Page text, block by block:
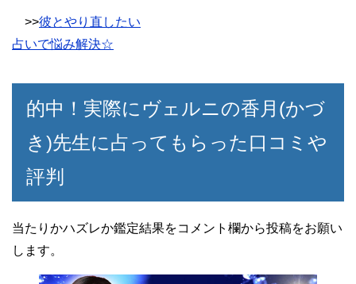
>>彼とやり直したい
占いで悩み解決☆
的中！実際にヴェルニの香月(かづ
き)先生に占ってもらった口コミや
評判
当たりかハズレか鑑定結果をコメント欄から投稿をお願い
します。